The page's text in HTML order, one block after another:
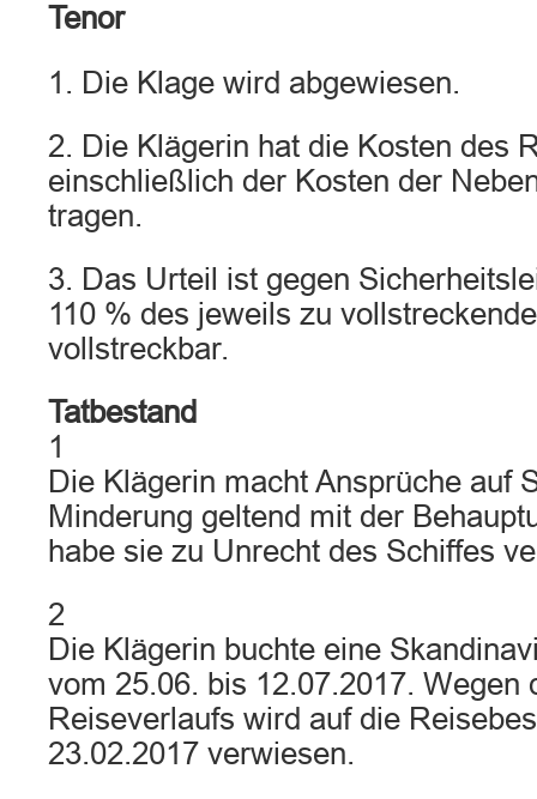
Tenor
1. Die Klage wird abgewiesen.
2. Die Klägerin hat die Kosten des
einschließlich der Kosten der
tragen.
3. Das Urteil ist gegen
110 % des jeweils zu
vollstreckbar.
Tatbestand
1
Die Klägerin macht Ansprüche auf
Minderung geltend mit der
habe sie zu Unrecht des Schiffes
2
Die Klägerin buchte eine
vom 25.06. bis 12.07.2017. Wegen
Reiseverlaufs wird auf die
23.02.2017 verwiesen.